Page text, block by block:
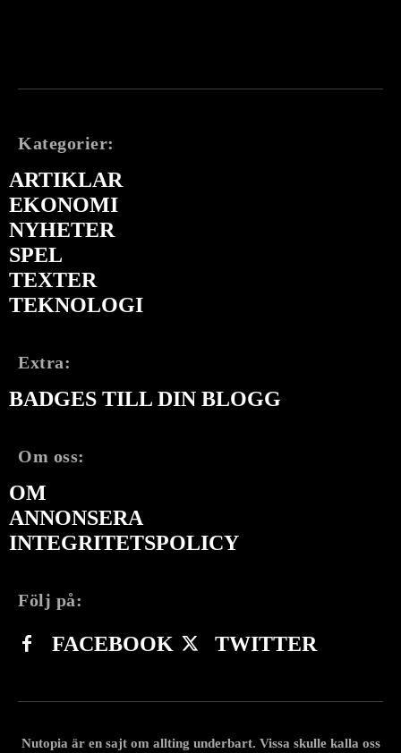
Kategorier:
ARTIKLAR
EKONOMI
NYHETER
SPEL
TEXTER
TEKNOLOGI
Extra:
BADGES TILL DIN BLOGG
Om oss:
OM
ANNONSERA
INTEGRITETSPOLICY
Följ på:
FACEBOOK TWITTER
Nutopia är en sajt om allting underbart. Vissa skulle kalla oss